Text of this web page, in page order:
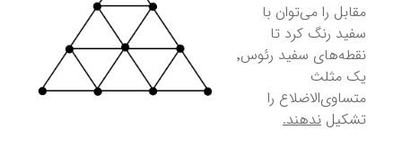
مقابل را می‌توان با
سفید رنگ کرد تا
نقطه‌های سفید رئوس٬
یک مثلث
متساوی‌الاضلاع را
تشکیل ندهند.